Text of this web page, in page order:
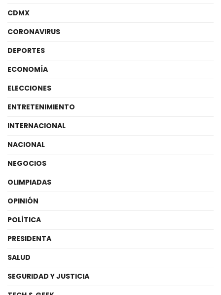
CDMX
CORONAVIRUS
DEPORTES
ECONOMÍA
ELECCIONES
ENTRETENIMIENTO
INTERNACIONAL
NACIONAL
NEGOCIOS
OLIMPIADAS
OPINIÓN
POLÍTICA
PRESIDENTA
SALUD
SEGURIDAD Y JUSTICIA